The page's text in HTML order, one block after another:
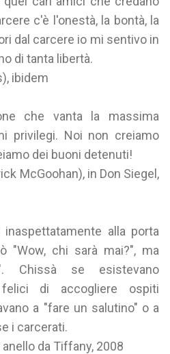
c'è l'onestà, la bontà, la
dal carcere io mi sentivo in
di tanta libertà.
ibidem
che vanta la massima
privilegi. Noi non creiamo
dei buoni detenuti!
McGoohan), in Don Siegel,
alla porta
"Wow, chi sarà mai?", ma
Chissà se esistevano
di accogliere ospiti
a "fare un salutino" o a
i carcerati.
anello da Tiffany, 2008